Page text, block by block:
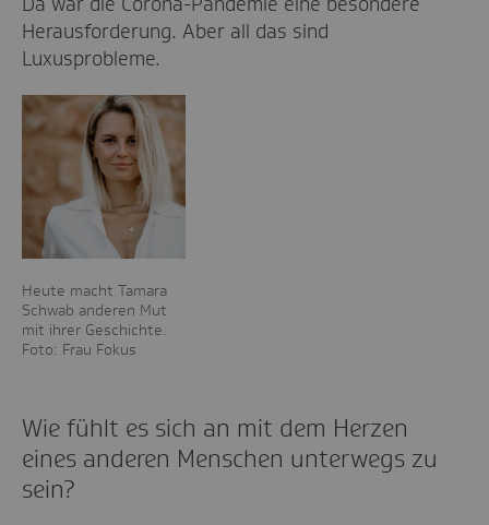
Herausforderung. Aber all das sind
Luxusprobleme.
Heute macht Tamara
Schwab anderen Mut
mit ihrer Geschichte.
Foto: Frau Fokus
Wie fühlt es sich an mit dem Herzen
eines anderen Menschen unterwegs zu
sein?